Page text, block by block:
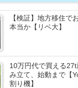
【検証】地方移住で
本当か【リベ大】
10万円代で買える
み立て、始動まで【
割り機】